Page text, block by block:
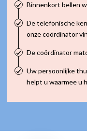
Binnenkort bellen
De telefonische
onze coördinator
De coördinator
Uw persoonlijke
helpt u waarmee u